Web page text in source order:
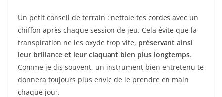
Un petit conseil de terrain : nettoie tes cordes avec un
chiffon après chaque session de jeu. Cela évite que la
transpiration ne les oxyde trop vite, préservant ainsi
leur brillance et leur claquant bien plus longtemps.
Comme je dis souvent, un instrument bien entretenu te
donnera toujours plus envie de le prendre en main
chaque jour.